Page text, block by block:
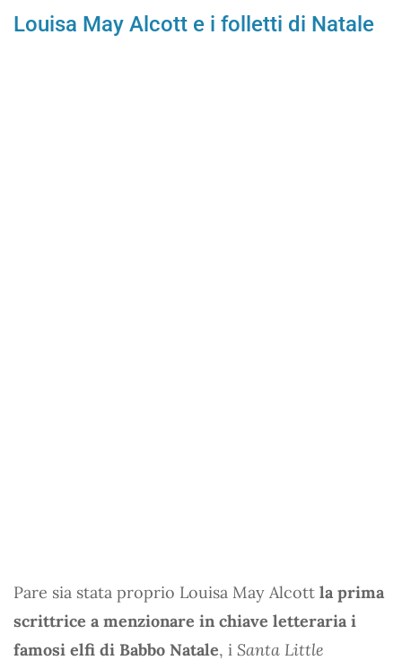
Louisa May Alcott e i folletti di Natale
Pare sia stata proprio Louisa May Alcott la prima
scrittrice a menzionare in chiave letteraria i
famosi elfi di Babbo Natale, i Santa Little